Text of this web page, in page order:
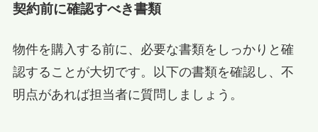
契約前に確認すべき書類
物件を購入する前に、必要な書類をしっかりと確
認することが大切です。以下の書類を確認し、不
明点があれば担当者に質問しましょう。